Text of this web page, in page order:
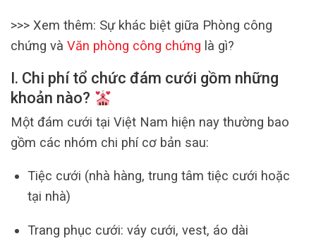
>>> Xem thêm: Sự khác biệt giữa Phòng công
chứng và Văn phòng công chứng là gì?
I. Chi phí tổ chức đám cưới gồm những
khoản nào?
Một đám cưới tại Việt Nam hiện nay thường bao
gồm các nhóm chi phí cơ bản sau:
Tiệc cưới (nhà hàng, trung tâm tiệc cưới hoặc
tại nhà)
Trang phục cưới: váy cưới, vest, áo dài